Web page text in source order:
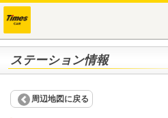
ステーション情報
周辺地図に戻る